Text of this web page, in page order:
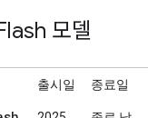
모델
출시일 종료일